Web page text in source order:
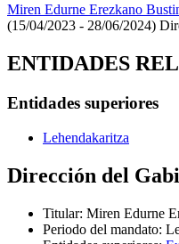
Miren Edurne Erezkano
(15/04/2023 - 28/06/2024)
ENTIDADES
Entidades superiores
Lehendakaritza
Dirección del
Titular: Miren Edurne
Periodo del mandato: